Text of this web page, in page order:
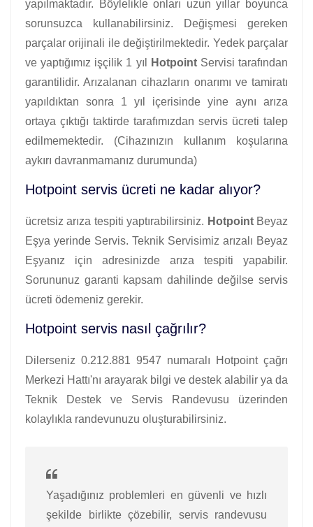
yapılmaktadır. Böylelikle onları uzun yıllar boyunca
sorunsuzca kullanabilirsiniz. Değişmesi gereken
parçalar orijinali ile değiştirilmektedir. Yedek parçalar
ve yaptığımız işçilik 1 yıl
HotpointServisi tarafından
garantilidir. Arızalanan cihazların onarımı ve tamiratı
yapıldıktan sonra 1 yıl içerisinde yine aynı arıza
ortaya çıktığı taktirde tarafımızdan servis ücreti talep
edilmemektedir. (Cihazınızın kullanım koşularına
aykırı davranmamanız durumunda)
Hotpoint servis ücreti ne kadar alıyor?
ücretsiz arıza tespiti yaptırabilirsiniz. HotpointBeyaz
Eşya yerinde Servis. Teknik Servisimiz arızalı Beyaz
Eşyanız için adresinizde arıza tespiti yapabilir.
Sorununuz garanti kapsam dahilinde değilse servis
ücreti ödemeniz gerekir.
Hotpoint servis nasıl çağrılır?
Dilerseniz 0.212.881 9547 numaralı Hotpoint çağrı
Merkezi Hattı'nı arayarak bilgi ve destek alabilir ya da
Teknik Destek ve Servis Randevusu üzerinden
kolaylıkla randevunuzu oluşturabilirsiniz.
Yaşadığınız problemleri en güvenli ve hızlı
şekilde birlikte çözebilir, servis randevusu